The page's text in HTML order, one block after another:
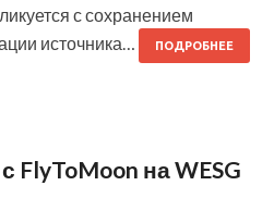
с сохранением
источника…
ПОДРОБНЕЕ
на WESG